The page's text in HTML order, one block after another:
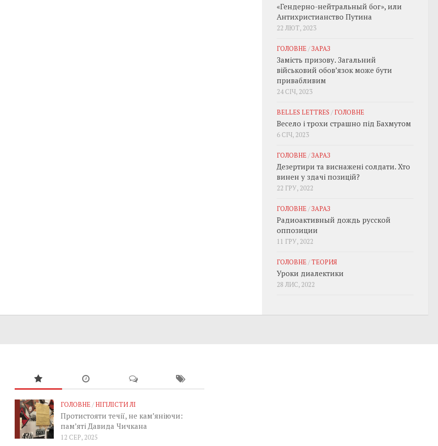
«Гендерно-нейтральный бог», или
Антихристианство Путина
22 ЛЮТ, 2023
ГОЛОВНЕ/ЗАРАЗ
Замість призову. Загальний
військовий обовʼязок може бути
привабливим
24 СІЧ, 2023
BELLES LETTRES /ГОЛОВНЕ
Весело і трохи страшно під Бахмутом
6 СІЧ, 2023
ГОЛОВНЕ/ЗАРАЗ
Дезертири та виснажені солдати. Хто
винен у здачі позицій?
22 ГРУ, 2022
ГОЛОВНЕ/ЗАРАЗ
Радиоактивный дождь русской
оппозиции
11 ГРУ, 2022
ГОЛОВНЕ/ТЕОРИЯ
Уроки диалектики
28 ЛИС, 2022
ГОЛОВНЕ/НІГІЛІСТИ ЛІ
Протистояти течії, не кам’яніючи:
пам’яті Давида Чичкана
12 СЕР, 2025